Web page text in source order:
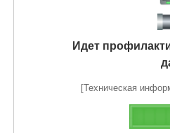
Идет
[Техническая